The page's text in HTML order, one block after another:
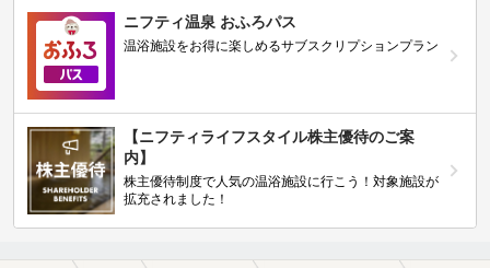
ニフティ温泉 おふろパス
温浴施設をお得に楽しめるサブスクリプションプラン
【ニフティライフスタイル株主優待のご案
内】
株主優待制度で人気の温浴施設に行こう！対象施設が
拡充されました！